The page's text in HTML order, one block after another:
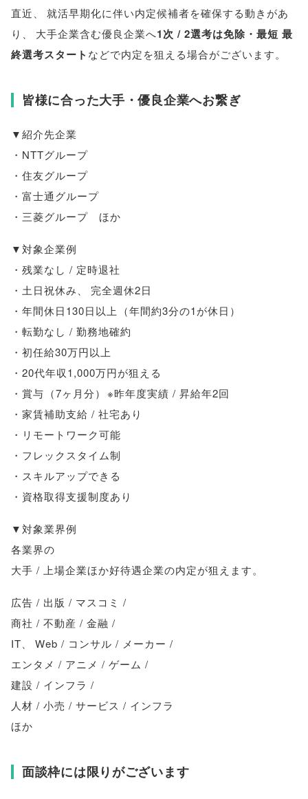
直近、
就活早期化に伴い内定候補者を確保する動きがあ
り 、 大手企業含む優良企業へ1次 / 2選考は免除・最短 最
終選考スタート などで内定を狙える場合がございます。
皆様に合った大手・優良企業へお繋ぎ
▼紹介先企業
・NTTグループ
・住友グループ
・富士通グループ
・三菱グループ ほか
▼対象企業例
・残業なし / 定時退社
・土日祝休み、
完全週休2日
・年間休日130日以上 （年間約3分の1が休日 ）
・転勤なし / 勤務地確約
・初任給30万円以上
・20代年収1,000万円が狙える
・賞与 （7ヶ月分） ※昨年度実績 / 昇給年2回
・家賃補助支給 / 社宅あり
・リモートワーク可能
・フレックスタイム制
・スキルアップできる
・資格取得支援制度あり
▼対象業界例
各業界の
大手 / 上場企業ほか好待遇企業の内定が狙えます。
広告 / 出版 / マスコミ /
商社 / 不動産 / 金融 /
IT、
Web / コンサル / メーカー /
エンタメ / アニメ / ゲーム /
建設 / インフラ /
人材 / 小売 / サービス / インフラ
ほか
面談枠には限りがございます